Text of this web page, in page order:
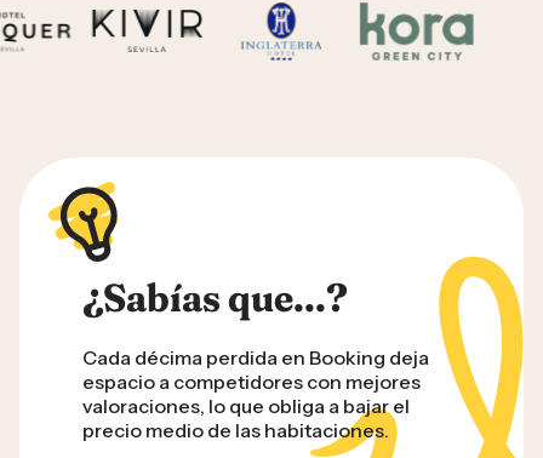
¿Sabías que...?
Cada décima perdida en Booking deja
espacio a competidores con mejores
valoraciones, lo que obliga a bajar el
precio medio de las habitaciones.